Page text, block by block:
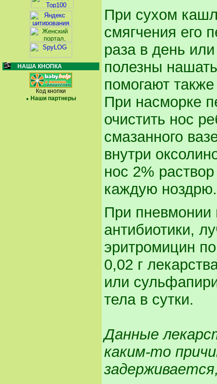
НАША КНОПКА
Код кнопки
Наши партнеры
При сухом
смягчения его
раза в день
полезны
помогают
При насморке
очистить нос
смазанного
внутри
нос 2%
каждую ноздрю.
При пневмонии
антибиотики,
эритромицин
0,02 г
или
тела в сутки.
Данные
каким-то